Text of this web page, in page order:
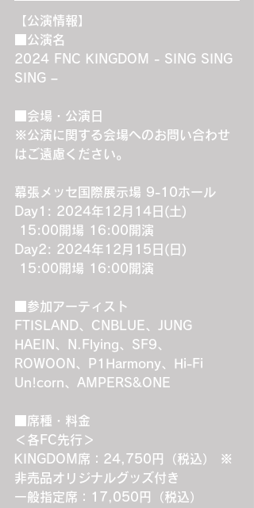
【公演情報】
■公演名
2024 FNC KINGDOM - SING SING
SING –
■会場・公演日
※公演に関する会場へのお問い合わせ
はご遠慮ください。
幕張メッセ国際展示場 9-10ホール
Day1: 2024年12月14日(土)
15:00開場 16:00開演
Day2: 2024年12月15日(日)
15:00開場 16:00開演
■参加アーティスト
FTISLAND、CNBLUE、JUNG
HAEIN、N.Flying、SF9、
ROWOON、P1Harmony、
Hi-Fi
Un!corn、AMPERS&ONE
■席種・料金
＜各FC先行＞
KINGDOM席：24,750円（税込） ※
非売品オリジナルグッズ付き
一般指定席：17,050円（税込）